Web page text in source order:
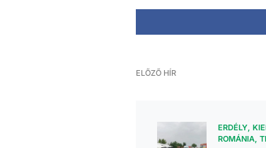
ELŐZŐ HÍR
ERDÉLY
ROMÁNIA